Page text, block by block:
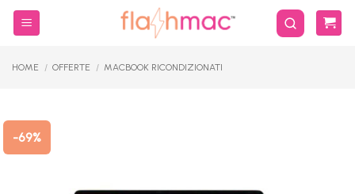
Salta
HOME / OFFERTE / MACBOOK RICONDIZIONATI
-69%